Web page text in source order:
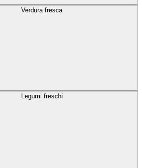
Verdura fresca
Legumi freschi